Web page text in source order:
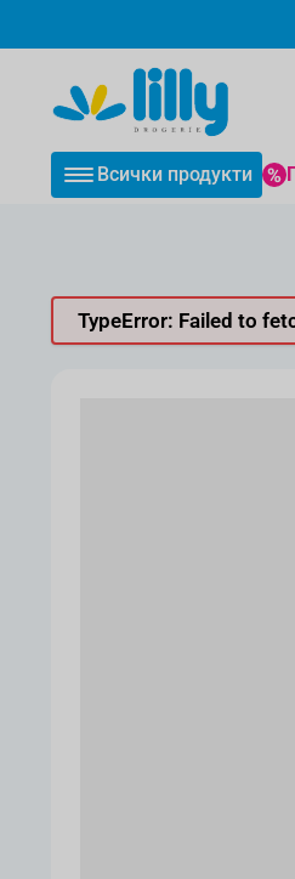
Всички продукти
TypeError: Failed to